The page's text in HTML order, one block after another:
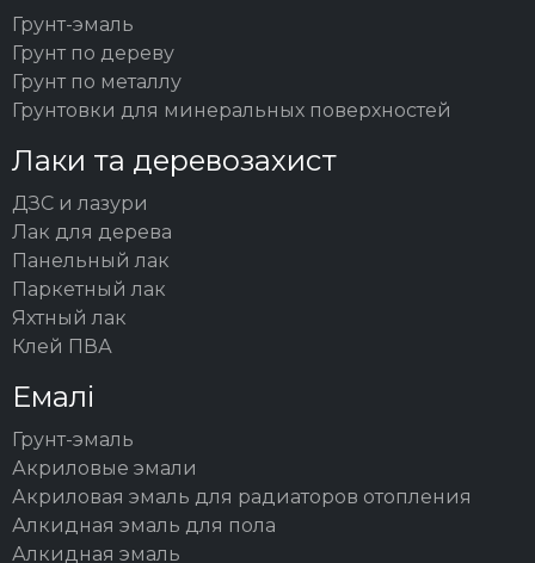
Грунт-эмаль
Грунт по дереву
Грунт по металлу
Грунтовки для минеральных поверхностей
Лаки та деревозахист
ДЗС и лазури
Лак для дерева
Панельный лак
Паркетный лак
Яхтный лак
Клей ПВА
Емалі
Грунт-эмаль
Акриловые эмали
Акриловая эмаль для радиаторов отопления
Алкидная эмаль для пола
Алкидная эмаль